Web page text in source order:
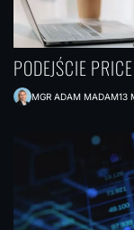
PODEJŚCIE
MGR ADAM MADAM13